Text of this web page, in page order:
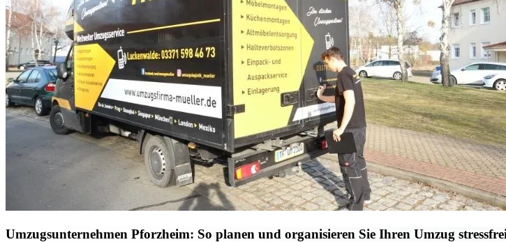
Umzugsunternehmen Pforzheim: So planen und organisieren Sie Ihren Umzug